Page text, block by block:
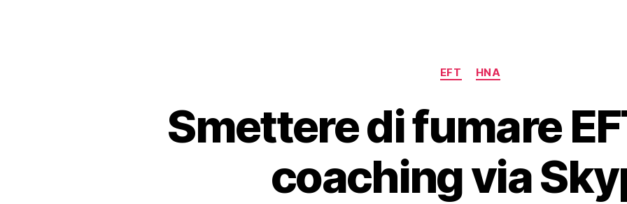
Categorie
EFT HNA
Smettere di fumare
coaching via